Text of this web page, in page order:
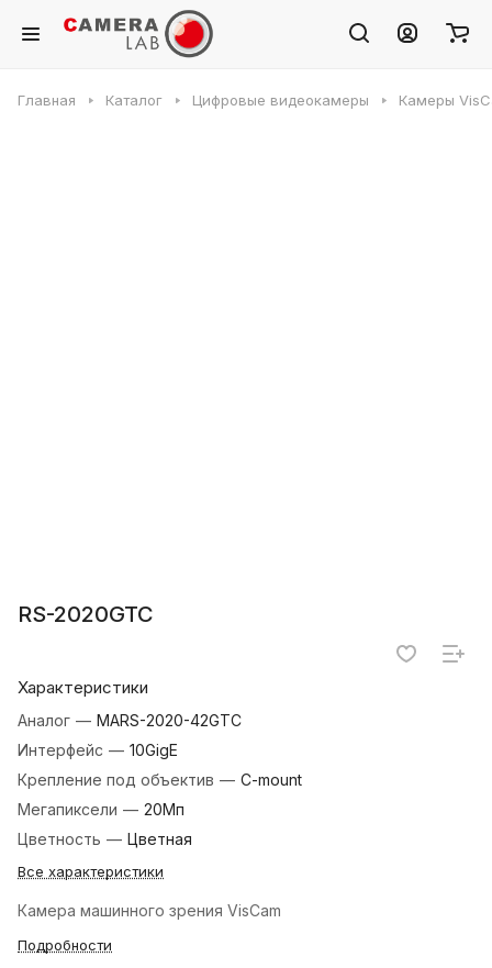
Главная Каталог Цифровые видеокамеры Камеры
RS-2020GTC
Характеристики
Аналог — MARS-2020-42GTC
Интерфейс — 10GigE
Крепление под объектив — C-mount
Мегапиксели — 20Мп
Цветность — Цветная
Все характеристики
Камера машинного зрения VisCam
Подробности